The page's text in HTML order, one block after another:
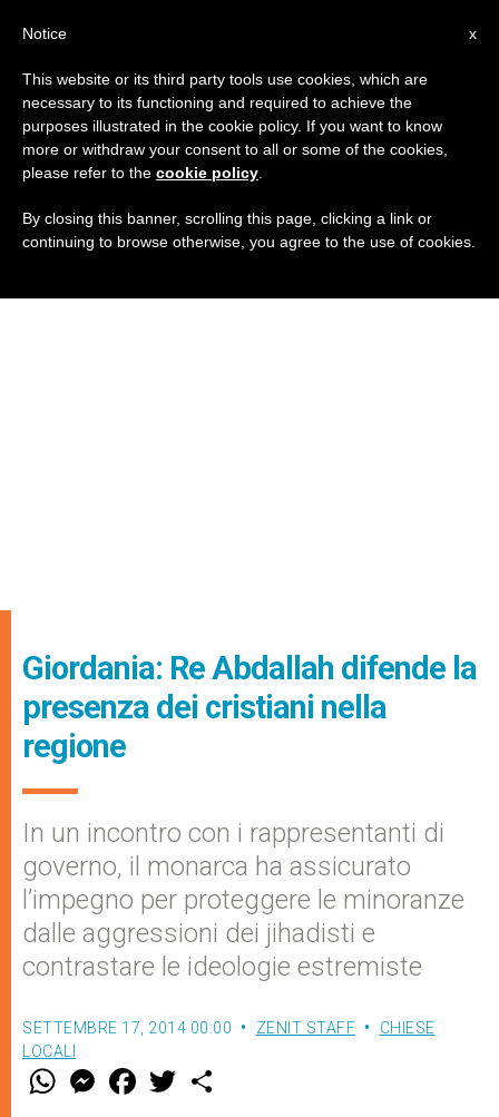
Giordania: Re Abdallah difende la
presenza dei cristiani nella
regione
In un incontro con i rappresentanti di
governo, il monarca ha assicurato
l’impegno per proteggere le minoranze
dalle aggressioni dei jihadisti e
contrastare le ideologie estremiste
SETTEMBRE 17, 2014 00:00 ZENIT STAFF
CHIESE
LOCALI
W M
e
F
a w
x
Notice
This website or its third party tools use cookies, which are
necessary to its functioning and required to achieve the
purposes illustrated in the cookie policy. If you want to know
more or withdraw your consent to all or some of the cookies,
please refer to the cookie policy
By closing this banner, scrolling this page, clicking a link or
continuing to browse otherwise, you agree to the use of cookies.